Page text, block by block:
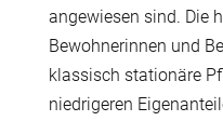
angewiesen sind. Die
Bewohnerinnen und
klassisch stationäre
niedrigeren